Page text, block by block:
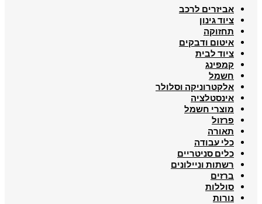
אביזרים לרכב
ציוד גינון
תחזוקה
איטום ודבקים
ציוד לבית
קמפינג
חשמל
אלקטרוניקה וסלולר
אינסטלציה
מוצרי חשמל
פרזול
תאורה
כלי עבודה
כלים סניטריים
רשתות וניילונים
ברזים
סוללות
נורות